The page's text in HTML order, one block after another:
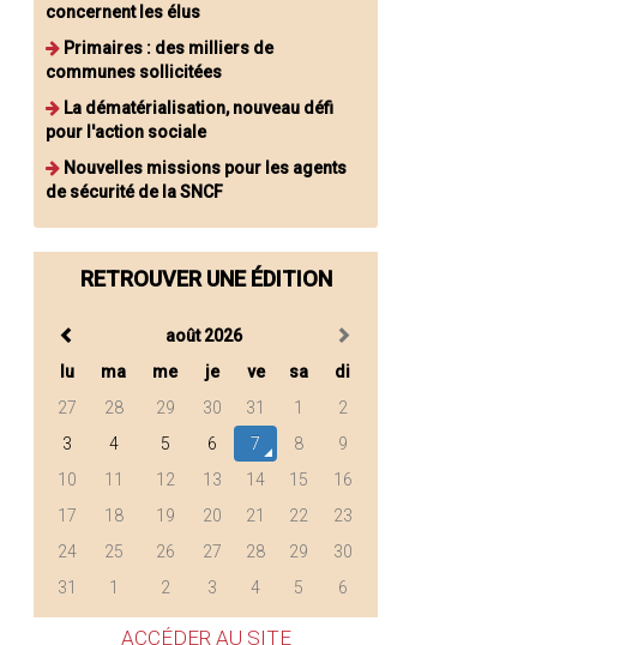
concernent les élus
Primaires : des milliers de
communes sollicitées
La dématérialisation, nouveau défi
pour l'action sociale
Nouvelles missions pour les agents
de sécurité de la SNCF
RETROUVER UNE ÉDITION
août 2026
lu
ma me je ve sa
di
27
28 29 30 31 1
2
3
4 5 6 7 8
9
10
11 12 13 14 15
16
17
18 19 20 21 22
23
24
25 26 27 28 29
30
31
1 2 3 4 5 6
ACCÉDER AU SITE